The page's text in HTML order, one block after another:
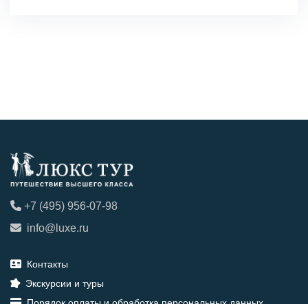
+7 (495) 956-07-98
info@luxe.ru
Контакты
Экскурсии и туры